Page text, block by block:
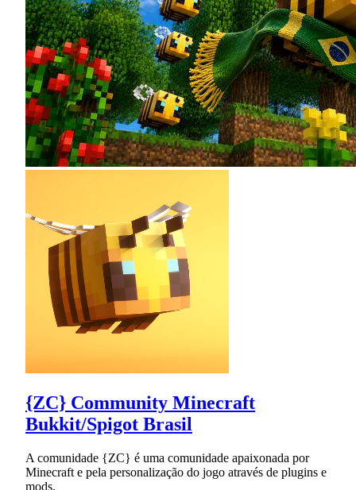
{ZC} Community Minecraft
Bukkit/Spigot Brasil
A comunidade {ZC} é uma comunidade apaixonada por
Minecraft e pela personalização do jogo através de plugins e
mods.